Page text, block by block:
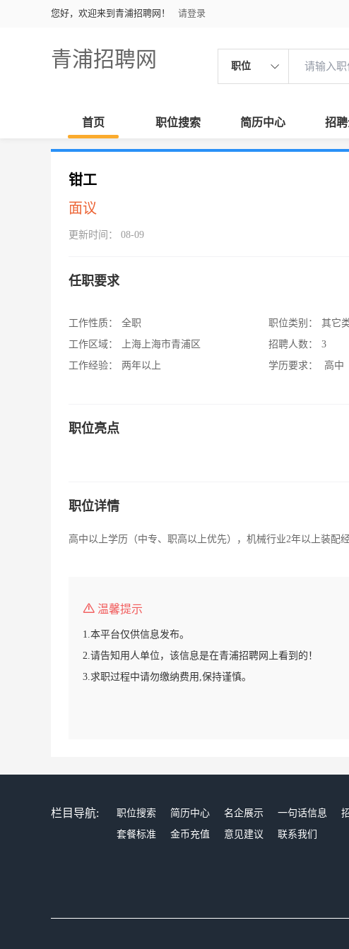
您好，欢迎来到青浦招聘网！ 请登录
青浦招聘网 职位
首页 职位搜索 简历中心 招
钳工
面议
更新时间： 08-09
任职要求
工作性质：
全职
工作区域：
上海上海市青浦区
工作经验：
两年以上
职位类别：
其它
招聘人数：
3
学历要求：
高中
职位亮点
职位详情
高中以上学历（中专、职高以上优先），机械行业2年以上装配
温馨提示
1.本平台仅供信息发布。
2.请告知用人单位，该信息是在青浦招聘网上看到的！
3.求职过程中请勿缴纳费用,保持谨慎。
栏目导航: 职位搜索 简历中心 名企展示 一句话信息
套餐标准
金币充值 意见建议 联系我们